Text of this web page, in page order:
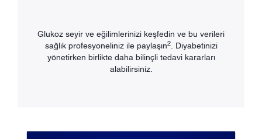
Glukoz seyir ve eğilimlerinizi keşfedin ve bu verileri
sağlık profesyoneliniz ile paylaşın2. Diyabetinizi
yönetirken birlikte daha bilinçli tedavi kararları
alabilirsiniz.